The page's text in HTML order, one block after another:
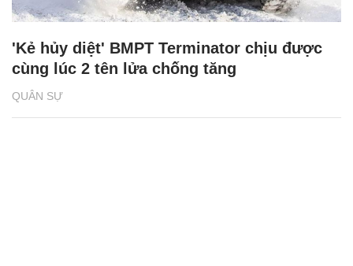
QUÂN SỰ
'Kẻ hủy diệt' BMPT Terminator chịu được
cùng lúc 2 tên lửa chống tăng